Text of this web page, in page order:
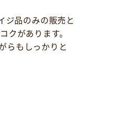
ジ品のみの販売と
があります。
らもしっかりと